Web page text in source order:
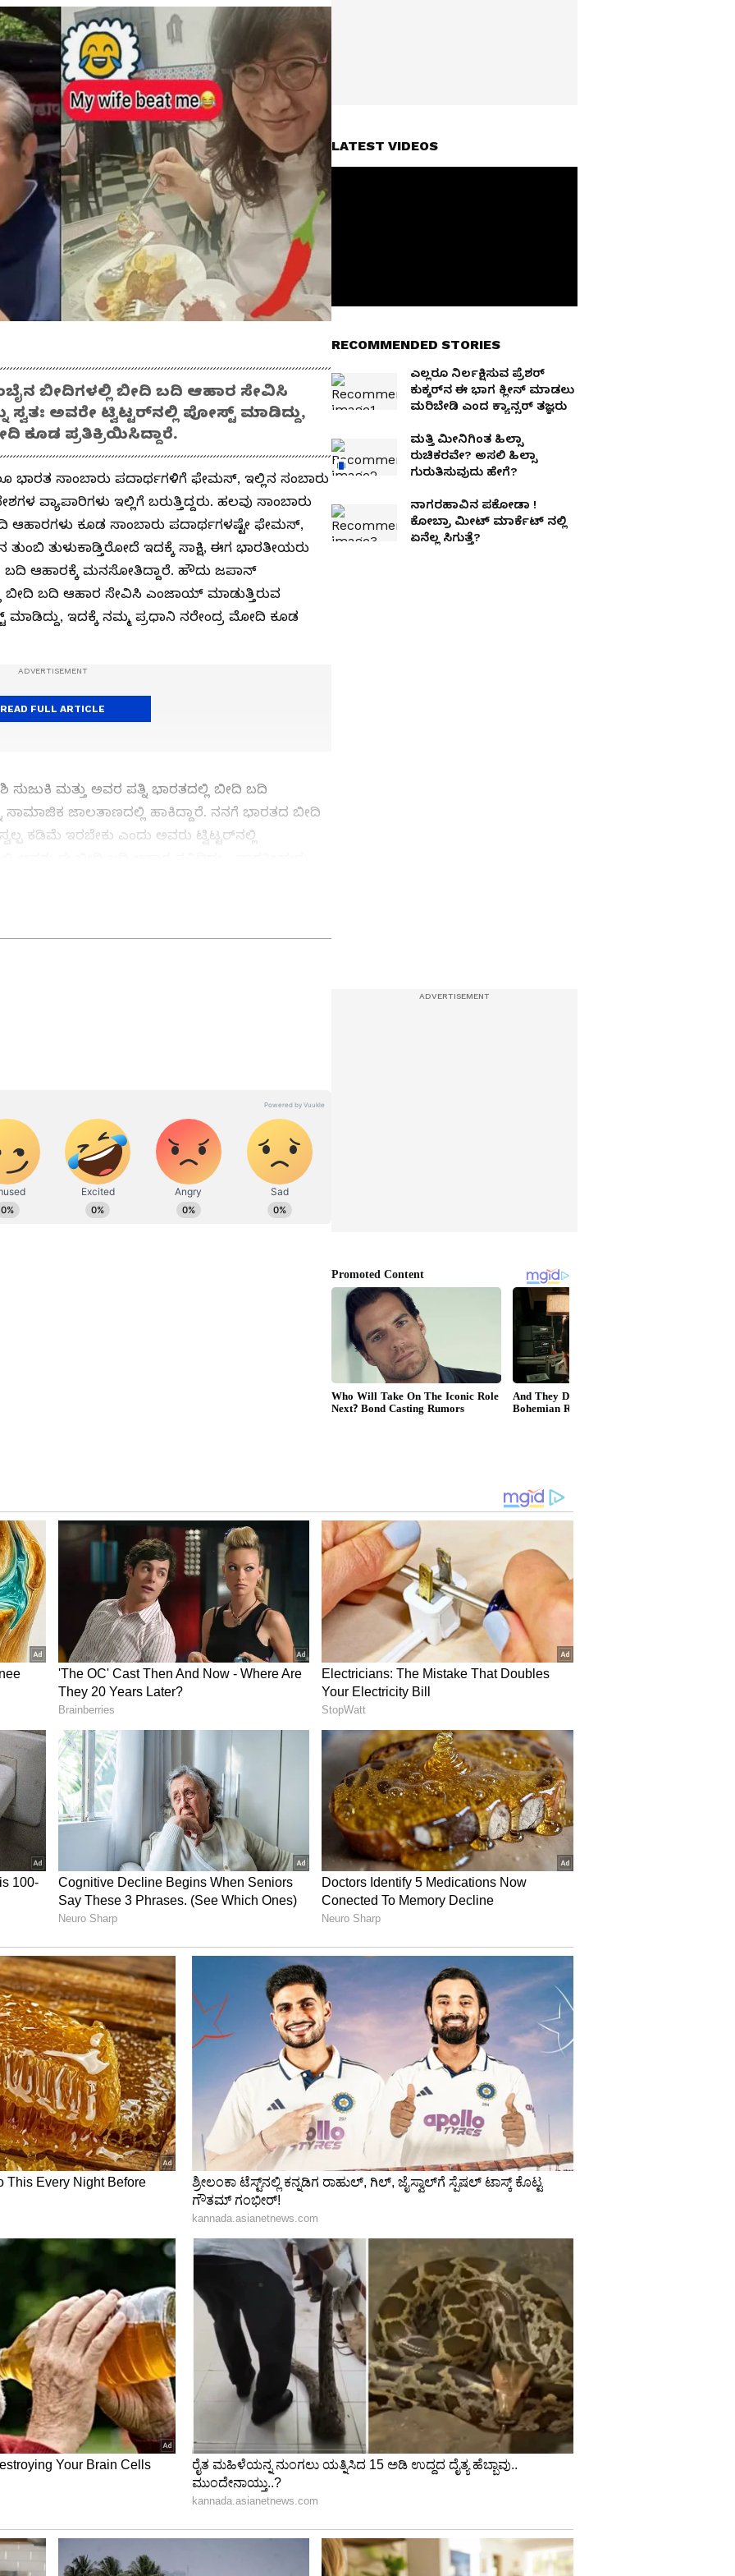
ಬೀದಿಗಳಲ್ಲಿ ಬೀದಿ ಬದಿ ಆಹಾರ ಸೇವಿಸಿ
ಸ್ವತಃ ಅವರೇ ಟ್ವಿಟ್ಟರ್‌ನಲ್ಲಿ ಪೋಸ್ಟ್ ಮಾಡಿದ್ದು,
ಕೂಡ ಪ್ರತಿಕ್ರಿಯಿಸಿದ್ದಾರೆ.
ಭಾರತ ಸಾಂಬಾರು ಪದಾರ್ಥಗಳಿಗೆ ಫೇಮಸ್‌, ಇಲ್ಲಿನ ಸಂಬಾರು
ಇಲ್ಲಿಗೆ ಬರುತ್ತಿದ್ದರು. ಹಲವು ಸಾಂಬಾರು
ಆಹಾರಗಳು ಕೂಡ ಸಾಂಬಾರು ಪದಾರ್ಥಗಳಷ್ಟೇ ಫೇಮಸ್,
ತುಳುಕಾಡ್ತಿರೋದೆ ಇದಕ್ಕೆ ಸಾಕ್ಷಿ, ಈಗ ಭಾರತೀಯರು
ಆಹಾರಕ್ಕೆ ಮನಸೋತಿದ್ದಾರೆ. ಹೌದು ಜಪಾನ್‌
ಬೀದಿ ಬದಿ ಆಹಾರ ಸೇವಿಸಿ ಎಂಜಾಯ್ ಮಾಡುತ್ತಿರುವ
ಮಾಡಿದ್ದು, ಇದಕ್ಕೆ ನಮ್ಮ ಪ್ರಧಾನಿ ನರೇಂದ್ರ ಮೋದಿ ಕೂಡ
ಮತ್ತು ಅವರ ಪತ್ನಿ ಭಾರತದಲ್ಲಿ ಬೀದಿ ಬದಿ
ಜಾಲತಾಣದಲ್ಲಿ ಹಾಕಿದ್ದಾರೆ. ನನಗೆ ಭಾರತದ ಬೀದಿ
ಕಡಿಮೆ ಇರಬೇಕು ಎಂದು ಅವರು ಟ್ವಿಟ್ಟರ್‌ನಲ್ಲಿ
ಸುಜುಕಿ
ತಿನ್ನುವುದರಲ್ಲಿ ತನ್ನ ಪತ್ನಿ ತನ್ನನ್ನು
ಸುಜುಕಿ (Japanese envoy) ಅವರು ಮಹಾರಾಷ್ಟ್ರದ
ನರೇಂದ್ರ ಮೋದಿ (Narendra Modi) ಅವರು 'ಮಿಸ್ಟರ್
ಬಗ್ಗೆ ನಿರಾಸೆವುಂಟು ಮಾಡುವುದಿಲ್ಲ, ಭಾರತದ
ಮ್ಮ ವಿನೂತನ ಪ್ರಯೋಗದ ಬಗ್ಗೆ ನೋಡಲು ಅದ್ಭುತವಾಗಿದೆ.
ಮುಂದುವರಿಸಿ ಎಂದು ಪ್ರಧಾನಿ ಬರೆದಿದ್ದಾರೆ.
ಆಹಾರದ (Food) ವೀಡಿಯೋ ಹಂಚಿಕೊಳ್ಳುತ್ತಿರುತ್ತಾರೆ.
ವ್ಯಕ್ತಪಡಿಸುತ್ತಿರುತ್ತದೆ. ಹೆಚ್ಚುವರಿಯಾಗಿ, ಅವರು
ಕೂಡ ಪ್ರಯತ್ನಿಸಿ ನೋಡಿದ್ದಾರೆ. ಪುಣೆಯ
ಮಸಾಲೆ ಸ್ವಲ್ಪ ಕಡಿಮೆ ಹಾಕುವಂತೆ ಅವರು
ಈ ಫುಡ್ ಸ್ಟ್ರೀಟ್ ಮಿಸ್ ಮಾಡ್ದೆ ವಿಸಿಟ್ ಮಾಡಿ
ಹಿರೋಷಿ ಸುಜುಕಿ (Hiroshi Suzuki) ಅವರು 2022
ಪ್ರಾರಂಭಿಸಿದರು. ಭಾರತದಲ್ಲಿ ಅವರ
2022 ರವರೆಗೆ ಜಪಾನ್‌ನ ವಿದೇಶಾಂಗ ವ್ಯವಹಾರಗಳ ಹಿರಿಯ
G20 ಶೆರ್ಪಾ) ಇದಕ್ಕೂ ಮೊದಲು 2012 ರಿಂದ 2020
ದಿವಂಗತ ಪ್ರಧಾನ ಮಂತ್ರಿ ಶಿಂಜೋ ಅಬೆ ಕಿಶಿದಾ ಅವರ
READ FULL ARTICLE
LATEST VIDEOS
RECOMMENDED STORIES
ಎಲ್ಲರೂ ನಿರ್ಲಕ್ಷಿಸುವ ಪ್ರೆಶರ್
ಕುಕ್ಕರ್‌ನ ಈ ಭಾಗ ಕ್ಲೀನ್ ಮಾಡಲು
ಮರಿಬೇಡಿ ಎಂದ ಕ್ಯಾನ್ಸರ್‌ ತಜ್ಞರು
ಮತ್ತಿ ಮೀನಿಗಿಂತ ಹಿಲ್ಸಾ
ರುಚಿಕರವೇ? ಅಸಲಿ ಹಿಲ್ಸಾ
ಗುರುತಿಸುವುದು ಹೇಗೆ?
ನಾಗರಹಾವಿನ ಪಕೋಡಾ !
ಕೋಬ್ರಾ ಮೀಟ್ ಮಾರ್ಕೆಟ್ ನಲ್ಲಿ
ಏನೆಲ್ಲ ಸಿಗುತ್ತೆ?